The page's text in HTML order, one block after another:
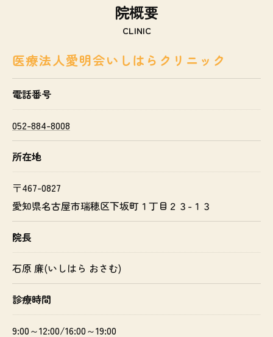
院概要
CLINIC
医療法人愛明会いしはらクリニック
電話番号
052-884-8008
所在地
〒467-0827
愛知県名古屋市瑞穂区下坂町１丁目２３-１３
院長
石原 廉(いしはら おさむ)
診療時間
9:00～12:00/16:00～19:00